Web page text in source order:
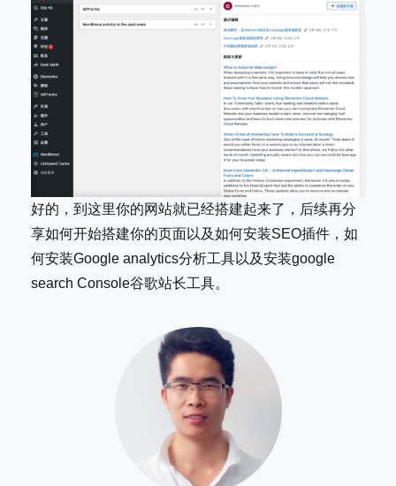
好的，到这里你的网站就已经搭建起来了，后续再分
享如何开始搭建你的页面以及如何安装SEO插件，如
何安装Google analytics分析工具以及安装google
search Console谷歌站长工具。